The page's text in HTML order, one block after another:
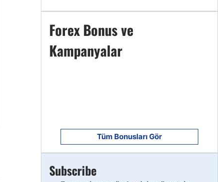
7
10
Forex Bonus ve
Kampanyalar
Tüm Bonusları Gör
Subscribe